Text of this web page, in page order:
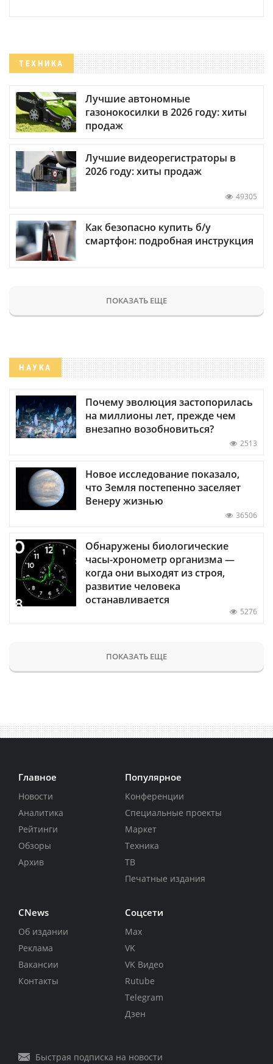
ТЕХНИКА
Лучшие автономные
газонокосилки в 2026 году: хиты
продаж
Лучшие видеорегистраторы в
2026 году: хиты продаж
49305
Как безопасно купить б/у
смартфон: подробная инструкция
ПОКАЗАТЬ ЕЩЕ
НАУКА
Почему эволюция застопорилась
на миллионы лет, прежде чем
внезапно возобновиться?
2513
Новое исследование показало,
что Земля постепенно заселяет
Венеру жизнью
36506
Обнаружены биологические
часы-хронометр организма —
когда они выходят из строя,
развитие человека
останавливается
5276
ПОКАЗАТЬ ЕЩЕ
Главное
Новости
Аналитика
Рейтинги
Обзоры
Архив
Популярное
Конференции
Специальные проекты
Маркет
Техника
ТВ
Печатные издания
CNews
Об издании
Реклама
Вакансии
Контакты
Соцсети
Max
VK
VK Видео
Rutube
Telegram
Дзен
Быстрая подписка на новости